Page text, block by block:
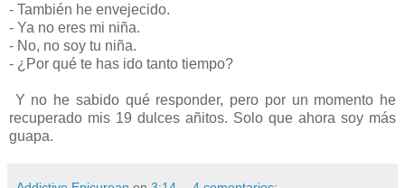
- También he envejecido.
- Ya no eres mi niña.
- No, no soy tu niña.
- ¿Por qué te has ido tanto tiempo?
Y no he sabido qué responder, pero por un momento he
recuperado mis 19 dulces añitos. Solo que ahora soy más
guapa.